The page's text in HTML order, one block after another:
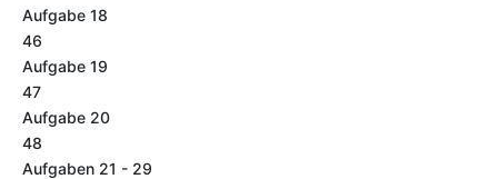
Aufgabe 18
46
Aufgabe 19
47
Aufgabe 20
48
Aufgaben 21 - 29